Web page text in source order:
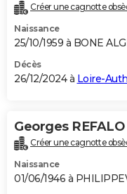
Créer une cagnotte
Naissance
25/10/1959 à BONE
Décès
26/12/2024 à Loire-
Georges REFALO
Créer une cagnotte
Naissance
01/06/1946 à